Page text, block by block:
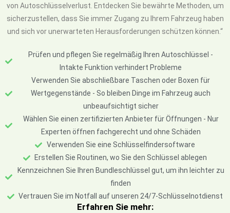
von Autoschlüsselverlust. Entdecken Sie bewährte Methoden, um
sicherzustellen, dass Sie immer Zugang zu Ihrem Fahrzeug haben
und sich vor unerwarteten Herausforderungen schützen können.“
Prüfen und pflegen Sie regelmäßig Ihren Autoschlüssel -
Intakte Funktion verhindert Probleme
Verwenden Sie abschließbare Taschen oder Boxen für
Wertgegenstände - So bleiben Dinge im Fahrzeug auch
unbeaufsichtigt sicher
Wählen Sie einen zertifizierten Anbieter für Öffnungen - Nur
Experten öffnen fachgerecht und ohne Schäden
Verwenden Sie eine Schlüsselfindersoftware
Erstellen Sie Routinen, wo Sie den Schlüssel ablegen
Kennzeichnen Sie Ihren Bundleschlüssel gut, um ihn leichter zu
finden
Vertrauen Sie im Notfall auf unseren 24/7-Schlüsselnotdienst
Erfahren Sie mehr: